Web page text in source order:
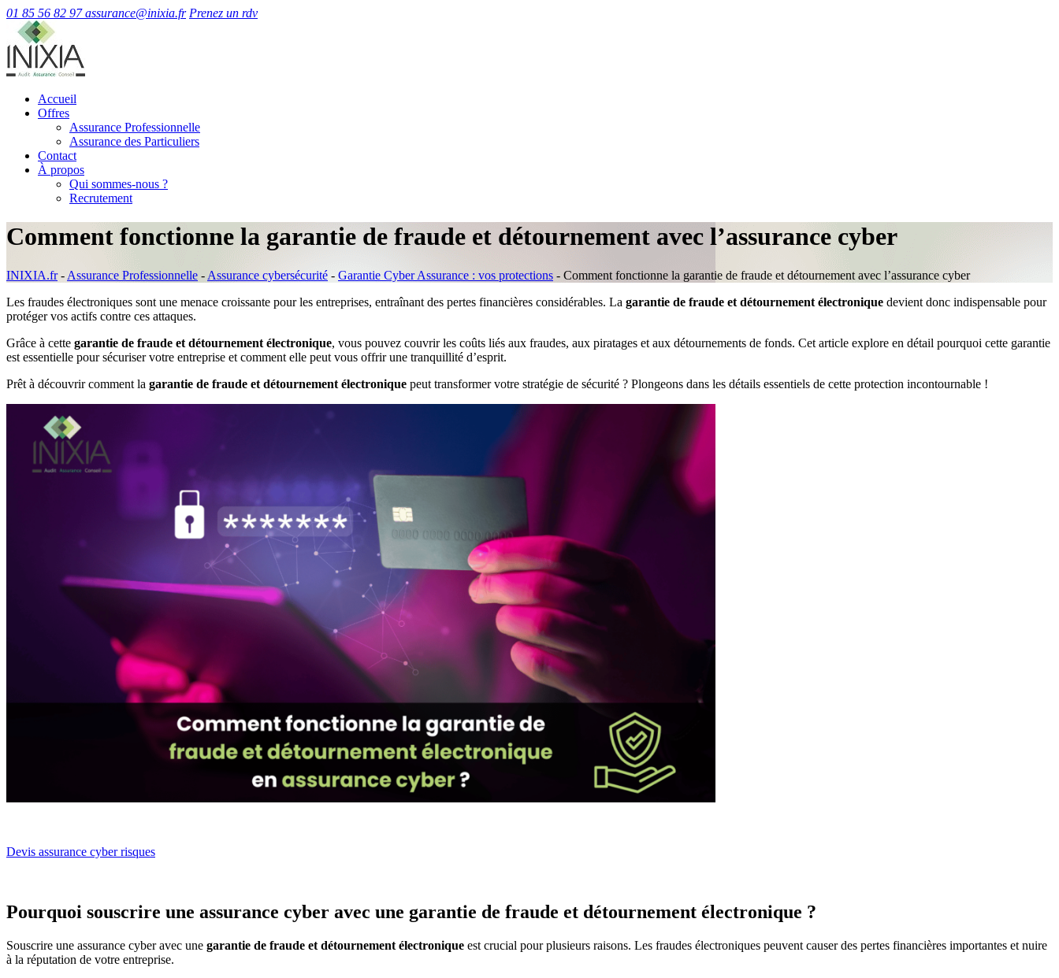
01 85 56 82 97 assurance@inixia.fr Prenez un rdv
Accueil
Offres
Assurance Professionnelle
Assurance des Particuliers
Contact
À propos
Qui sommes-nous ?
Recrutement
Comment fonctionne la garantie de fraude et détournement avec l’assurance cyber
INIXIA.fr- Assurance Professionnelle - Assurance cybersécurité - Garantie Cyber Assurance : vos protections - Comment fonctionne la garantie de fraude et détournement avec l’assurance cyber
Les fraudes électroniques sont une menace croissante pour les entreprises, entraînant des pertes financières considérables. La garantie de fraude et détournement électronique devient donc indispensable pour
protéger vos actifs contre ces attaques.
Grâce à cette garantie de fraude et détournement électronique, vous pouvez couvrir les coûts liés aux fraudes, aux piratages et aux détournements de fonds. Cet article explore en détail pourquoi cette garantie
est essentielle pour sécuriser votre entreprise et comment elle peut vous offrir une tranquillité d’esprit.
Prêt à découvrir comment la garantie de fraude et détournement électronique peut transformer votre stratégie de sécurité ? Plongeons dans les détails essentiels de cette protection incontournable !
Devis assurance cyber risques
Pourquoi souscrire une assurance cyber avec une garantie de fraude et détournement électronique ?
Souscrire une assurance cyber avec une garantie de fraude et détournement électronique est crucial pour plusieurs raisons. Les fraudes électroniques peuvent causer des pertes financières importantes et nuire
à la réputation de votre entreprise.